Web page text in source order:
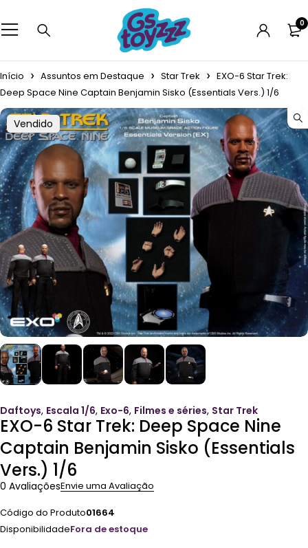
0
Início Assuntos em Destaque Star Trek
EXO-6 Star Trek:
Deep Space Nine Captain Benjamin Sisko (Essentials Vers.) 1/6
Vendido
Daftoys, Escala 1/6, Exo-6, Filmes e séries, Star Trek
EXO-6 Star Trek: Deep Space Nine
Captain Benjamin Sisko (Essentials
Vers.) 1/6
0 AvaliaçõesEnvie uma Avaliação
Código do Produto01664
DisponibilidadeFora de estoque